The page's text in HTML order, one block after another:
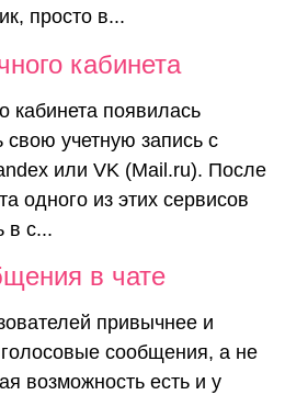
просто в...
кабинета
кабинета появилась
свою учетную запись с
или VK (Mail.ru). После
одного из этих сервисов
в с...
в чате
привычнее и
сообщения, а не
возможность есть и у